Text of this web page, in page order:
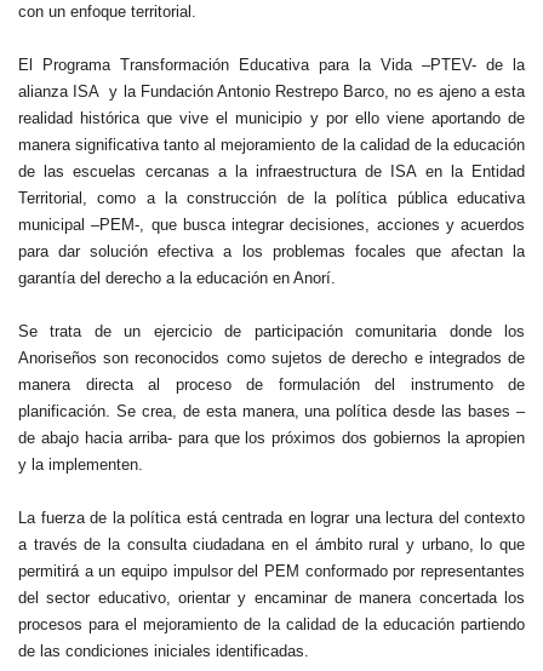
con un enfoque territorial.
El Programa Transformación Educativa para la Vida –PTEV- de la
alianza ISA y la Fundación Antonio Restrepo Barco, no es ajeno a esta
realidad histórica que vive el municipio y por ello viene aportando de
manera significativa tanto al mejoramiento de la calidad de la educación
de las escuelas cercanas a la infraestructura de ISA en la Entidad
Territorial, como a la construcción de la política pública educativa
municipal –PEM-, que busca integrar decisiones, acciones y acuerdos
para dar solución efectiva a los problemas focales que afectan la
garantía del derecho a la educación en Anorí.
Se trata de un ejercicio de participación comunitaria donde los
Anoriseños son reconocidos como sujetos de derecho e integrados de
manera directa al proceso de formulación del instrumento de
planificación. Se crea, de esta manera, una política desde las bases –
de abajo hacia arriba- para que los próximos dos gobiernos la apropien
y la implementen.
La fuerza de la política está centrada en lograr una lectura del contexto
a través de la consulta ciudadana en el ámbito rural y urbano, lo que
permitirá a un equipo impulsor del PEM conformado por representantes
del sector educativo, orientar y encaminar de manera concertada los
procesos para el mejoramiento de la calidad de la educación partiendo
de las condiciones iniciales identificadas.